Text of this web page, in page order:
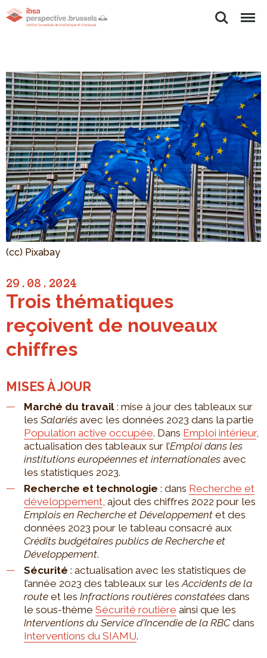
Rechercher
Menu
(cc) Pixabay
29.08.2024
Trois thématiques
reçoivent de nouveaux
chiffres
MISES À JOUR
Marché du travail : mise à jour des tableaux sur
les Salariés avec les données 2023 dans la partie
Population active occupée. Dans Emploi intérieur,
actualisation des tableaux sur l’Emploi dans les
institutions européennes et internationales avec
les statistiques 2023.
Recherche et technologie : dans Recherche et
développement, ajout des chiffres 2022 pour les
Emplois en Recherche et Développement et des
données 2023 pour le tableau consacré aux
Crédits budgétaires publics de Recherche et
Développement.
Sécurité : actualisation avec les statistiques de
l’année 2023 des tableaux sur lesAccidents de la
route et les Infractions routières constatées dans
le sous-thème Sécurité routière ainsi que les
Interventions du Service d'Incendie de la RBCdans
Interventions du SIAMU.